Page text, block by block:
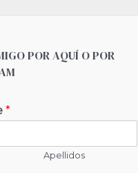
POR AQUÍ O POR
*
Apellidos